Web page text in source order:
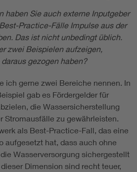
haben Sie auch externe Inputgeber
Practice-Fälle Impulse aus der
Das ist nicht unbedingt üblich.
zwei Beispielen aufzeigen,
gezogen haben?
ich gerne zwei Bereiche nennen. In
gab es Fördergelder für
die Wassersicherstellung
Stromausfälle zu gewährleisten.
als Best-Practice-Fall, das eine
aufgesetzt hat, dass auch ohne
Wasserversorgung sichergestellt
Dimension sind recht teuer,